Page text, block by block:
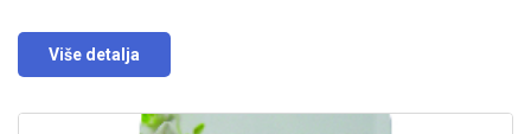
Više detalja